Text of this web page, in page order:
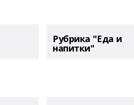
Рубрика "Еда и
напитки"